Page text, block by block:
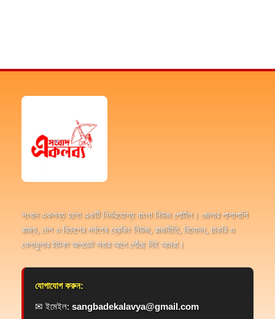
সংবাদ একলব্য হলো একটি নির্ভরযোগ্য বাংলা নিউজ পোর্টাল। জেলার পাশাপাশি
রাজ্য, দেশ ও বিদেশের সর্বশেষ ব্রেকিং নিউজ, রাজনীতি, বিনোদন, চাকরি ও
খেলাধুলার টাটকা আপডেট সবার আগে পৌঁছে দিই আমরা।
যোগাযোগ করুন:
✉ ইমেইল: sangbadekalavya@gmail.com